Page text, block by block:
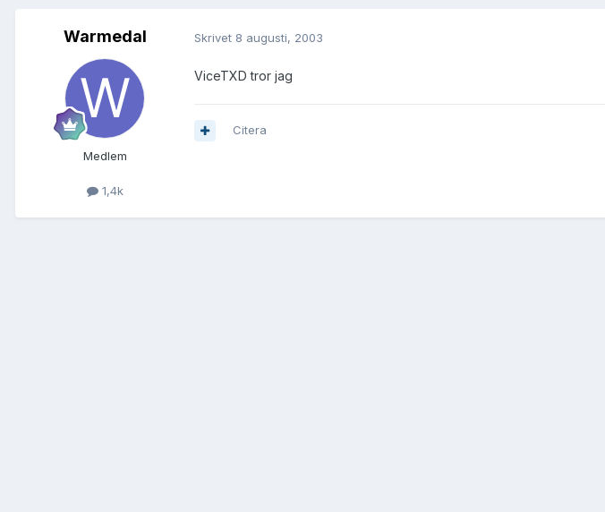
Warmedal
Medlem
1,4k
Skrivet 8 augusti, 2003
ViceTXD tror jag
Citera